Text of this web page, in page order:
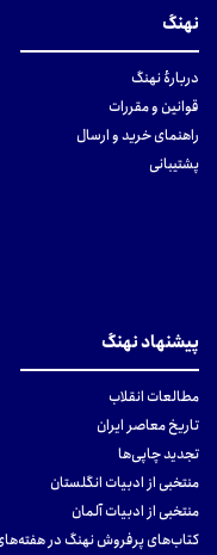
نهنگ
دربارهٔ نهنگ
قوانین و مقررات
راهنمای خرید و ارسال
پشتیبانی
پیشنهاد نهنگ
مطالعات انقلاب
تاریخ معاصر ایران
تجدید چاپی‌ها
منتخبی از ادبیات انگلستان
منتخبی از ادبیات آلمان
کتاب‌های پرفروش نهنگ در